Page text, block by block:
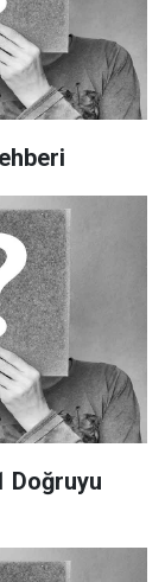
Doğruyu